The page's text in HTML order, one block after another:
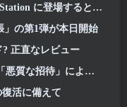
して Epic Games Store がオープン
」の第1弾が本日開始
正直なレビュー
た苦痛についてプレイヤーに謝罪
活に備えて